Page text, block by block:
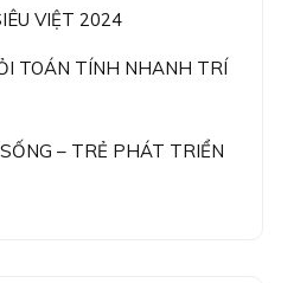
VIỆT 2024
TOÁN TÍNH NHANH TRÍ
– TRẺ PHÁT TRIỂN